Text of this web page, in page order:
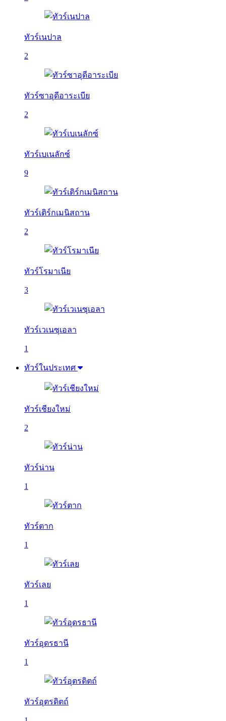
ทัวร์เนปาล
2
ทัวร์ซาอุดีอาระเบีย
2
ทัวร์เบเนลักซ์
9
ทัวร์เติร์กเมนิสถาน
2
ทัวร์โรมาเนีย
3
ทัวร์เวเนซุเอลา
1
ทัวร์ในประเทศ
ทัวร์เชียงใหม่
2
ทัวร์น่าน
1
ทัวร์ตาก
1
ทัวร์เลย
1
ทัวร์อุดรธานี
1
ทัวร์อุตรดิตถ์